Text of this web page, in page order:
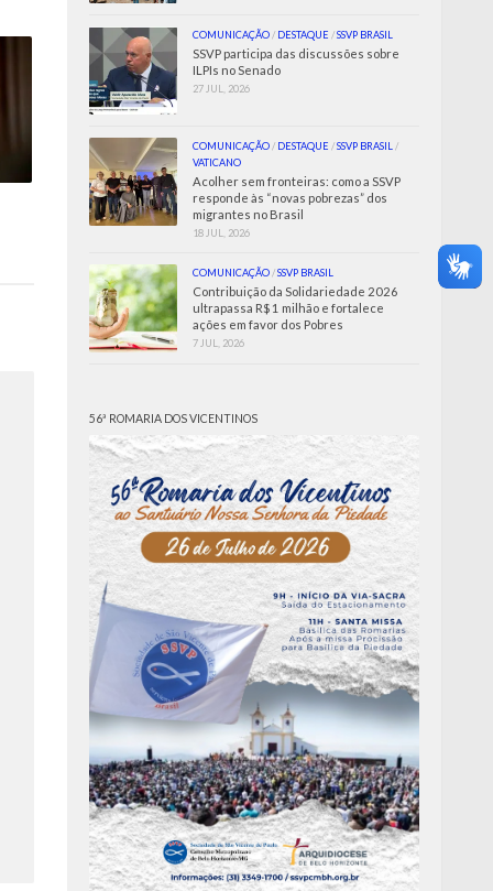
COMUNICAÇÃO / DESTAQUE /SSVP BRASIL
SSVP participa das discussões sobre
ILPIs no Senado
27 JUL, 2026
COMUNICAÇÃO / DESTAQUE /SSVP BRASIL /
VATICANO
Acolher sem fronteiras: como a SSVP
responde às “novas pobrezas” dos
migrantes no Brasil
18 JUL, 2026
COMUNICAÇÃO /SSVP BRASIL
Contribuição da Solidariedade 2026
ultrapassa R$ 1 milhão e fortalece
ações em favor dos Pobres
7 JUL, 2026
56ª ROMARIA DOS VICENTINOS